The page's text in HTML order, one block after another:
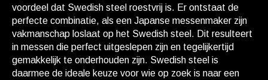
voordeel dat Swedish steel roestvrij is. Er ontstaat de
perfecte combinatie, als een Japanse messenmaker zijn
vakmanschap loslaat op het Swedish steel. Dit resulteert
in messen die perfect uitgeslepen zijn en tegelijkertijd
gemakkelijk te onderhouden zijn. Swedish steel is
daarmee de ideale keuze voor wie op zoek is naar een